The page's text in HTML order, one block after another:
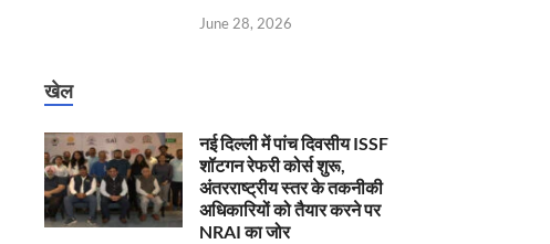
June 28, 2026
खेल
नई दिल्ली में पांच दिवसीय ISSF
शॉटगन रेफरी कोर्स शुरू,
अंतरराष्ट्रीय स्तर के तकनीकी
अधिकारियों को तैयार करने पर
NRAI का जोर